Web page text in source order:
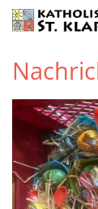
Zum Inhalt